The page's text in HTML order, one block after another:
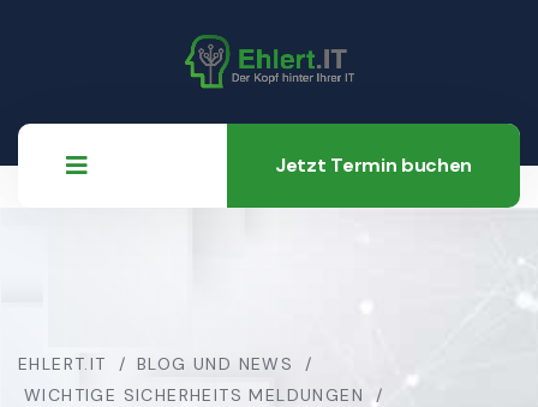
Jetzt Termin buchen
EHLERT.IT
BLOG UND NEWS
WICHTIGE SICHERHEITS MELDUNGEN